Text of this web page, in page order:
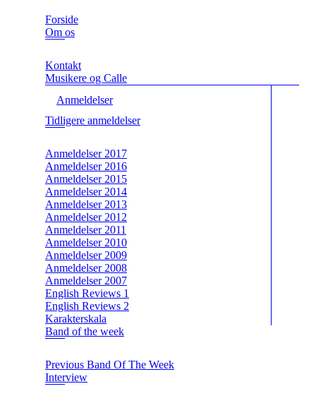
Forside
Om os
Kontakt
Musikere og Calle
Anmeldelser
Tidligere anmeldelser
Anmeldelser 2017
Anmeldelser 2016
Anmeldelser 2015
Anmeldelser 2014
Anmeldelser 2013
Anmeldelser 2012
Anmeldelser 2011
Anmeldelser 2010
Anmeldelser 2009
Anmeldelser 2008
Anmeldelser 2007
English Reviews 1
English Reviews 2
Karakterskala
Band of the week
Previous Band Of The Week
Interview